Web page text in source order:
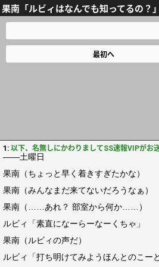
果南「ルビィはなんでも知ってるの？
最初へ
1: 以下、名無しにかわりましてSS速報VIPがお
――土曜日
果南（ちょっと早く着きすぎたかな）
果南（みんなまだ来てないだろうなぁ）
果南（……あれ？ 部室から何か……）
ルビィ「素直になーらーなーくちゃ」
果南（ルビィの声だ）
ルビィ「打ち明けてみようほんとのこーと